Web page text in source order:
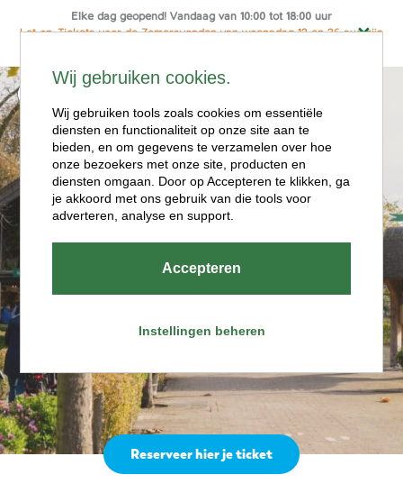
Elke dag geopend! Vandaag van 10:00 tot 18:00 uur
Let op: Tickets voor de Zomeravonden van woensdag 12 en 26 aug zijn
Ga
naar
de
inhoud
Openingstijde
n
Reserveer hier je ticket
Wij gebruiken cookies.
Wij gebruiken tools zoals cookies om essentiële
diensten en functionaliteit op onze site aan te
bieden, en om gegevens te verzamelen over hoe
onze bezoekers met onze site, producten en
diensten omgaan. Door op Accepteren te klikken, ga
je akkoord met ons gebruik van die tools voor
adverteren, analyse en support.
Accepteren
Instellingen beheren